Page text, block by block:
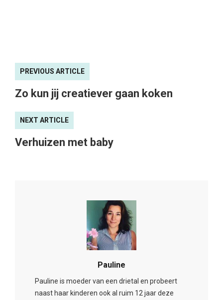
PREVIOUS ARTICLE
Zo kun jij creatiever gaan koken
NEXT ARTICLE
Verhuizen met baby
Pauline
Pauline is moeder van een drietal en probeert
naast haar kinderen ook al ruim 12 jaar deze